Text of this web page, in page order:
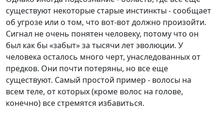
существуют некоторые старые инстинкты - сообщает
об угрозе или о том, что вот-вот должно произойти.
Сигнал не очень понятен человеку, потому что он
был как бы «забыт» за тысячи лет эволюции. У
человека осталось много черт, унаследованных от
предков. Они почти потеряны, но все еще
существуют. Самый простой пример - волосы на
всем теле, от которых (кроме волос на голове,
конечно) все стремятся избавиться.